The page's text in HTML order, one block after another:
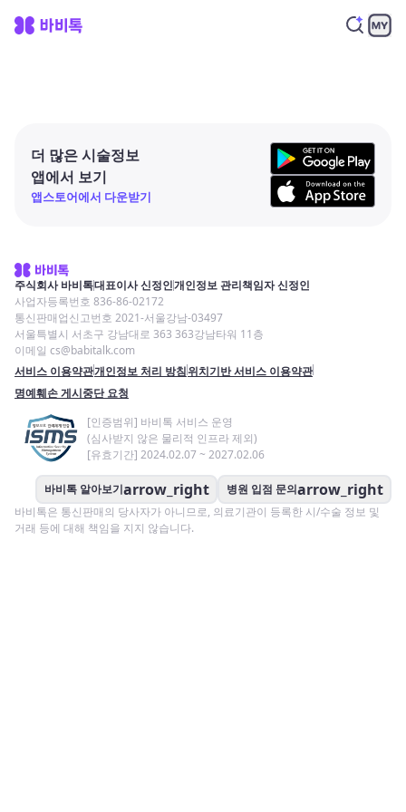
더 많은 시술정보
앱에서 보기
앱스토어에서 다운받기
주식회사 바비톡대표이사 신정인개인정보 관리책임자 신정인
사업자등록번호 836-86-02172
통신판매업신고번호 2021-서울강남-03497
서울특별시 서초구 강남대로 363 363강남타워 11층
이메일 cs@babitalk.com
서비스 이용약관개인정보 처리 방침위치기반 서비스 이용약관
명예훼손 게시중단 요청
[인증범위] 바비톡 서비스 운영
(심사받지 않은 물리적 인프라 제외)
[유효기간] 2024.02.07 ~ 2027.02.06
바비톡 알아보기arrow_right 병원 입점 문의arrow_right
바비톡은 통신판매의 당사자가 아니므로, 의료기관이 등록한 시/수술 정보 및
거래 등에 대해 책임을 지지 않습니다.